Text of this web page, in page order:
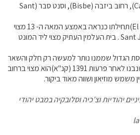
שעל שמו קרוי הרובע) (Call), רחוב ביזבה (Bisbe), וסנט סבר (Sant
הקאל הקטן(El Call Menor)תחילתו כנראה באמצע המאה ה- 13 מצוי
לא הרחק מכנסיית Sant Jaume . בית העלמין העתיק מצוי ליד המונט
הגדול שממנו נותר למעשה רק חלק והשאר
תוספות נוצריות מאוחרות שנבנו לאחר פרעות 1391 (קנ"א)הוא מצוי ברחוב
מוזיאון ושווה מאוד ביקור.
יהודיות וצ'כיה וסלובקיה במבט יהודי